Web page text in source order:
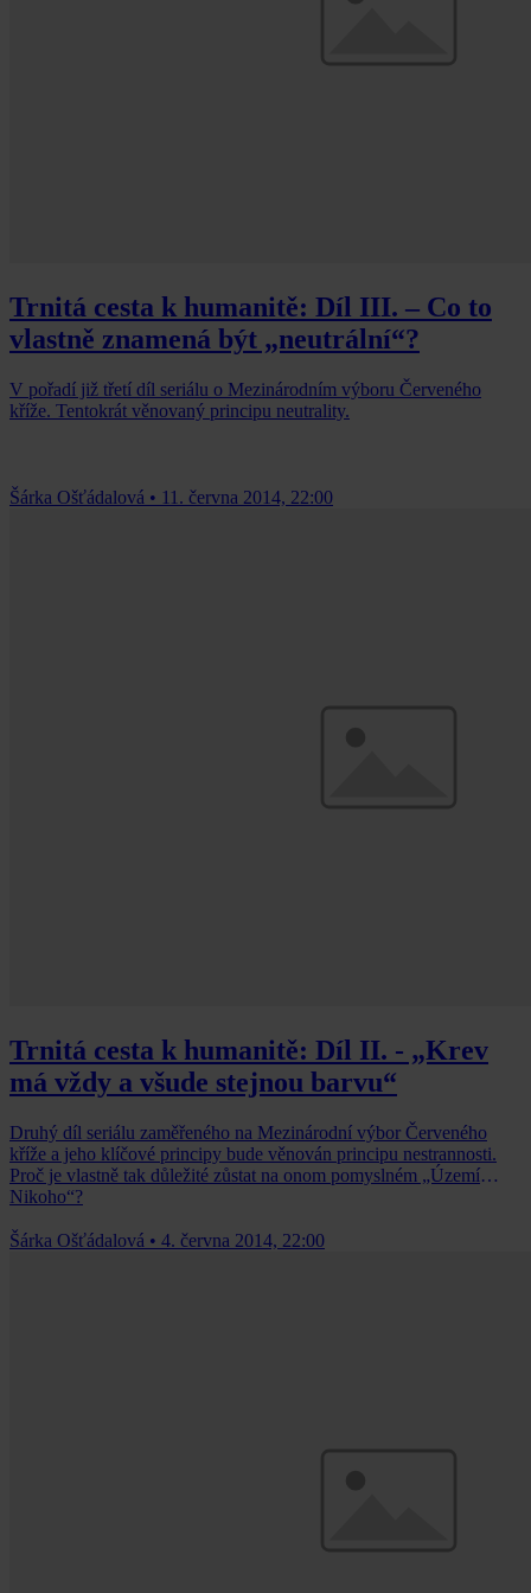
Trnitá cesta k humanitě: Díl III. – Co to
vlastně znamená být „neutrální“?
V pořadí již třetí díl seriálu o Mezinárodním výboru Červeného
kříže. Tentokrát věnovaný principu neutrality.
Šárka Ošťádalová • 11. června 2014, 22:00
Trnitá cesta k humanitě: Díl II. - „Krev
má vždy a všude stejnou barvu“
Druhý díl seriálu zaměřeného na Mezinárodní výbor Červeného
kříže a jeho klíčové principy bude věnován principu nestrannosti.
Proč je vlastně tak důležité zůstat na onom pomyslném „Území
Nikoho“?
Šárka Ošťádalová • 4. června 2014, 22:00